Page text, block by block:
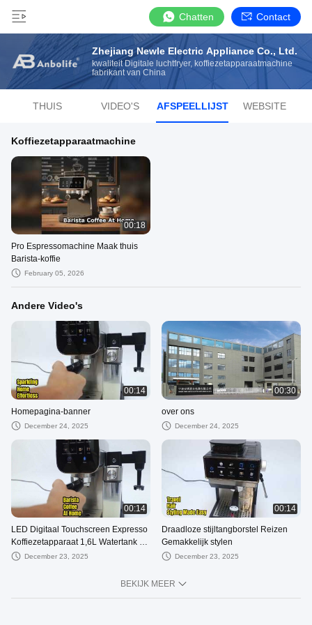
Chatten Contact
Zhejiang Newle Electric Appliance Co., Ltd.
kwaliteit Digitale luchtfryer, koffiezetapparaatmachine
fabrikant van China
THUIS VIDEO'S AFSPEELLIJST WEBSITE
Koffiezetapparaatmachine
00:18
Pro Espressomachine Maak thuis
Barista-koffie
February 05, 2026
Andere Video's
00:14
Homepagina-banner
December 24, 2025
00:30
over ons
December 24, 2025
00:14
LED Digitaal Touchscreen Expresso
Koffiezetapparaat 1,6L Watertank 20
bar December 23, 2025
00:14
Draadloze stijltangborstel Reizen
Gemakkelijk stylen
December 23, 2025
BEKIJK MEER